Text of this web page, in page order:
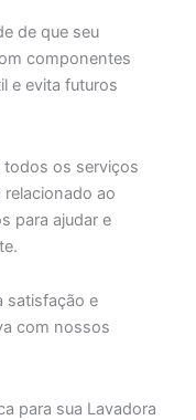
de que seu
componentes
e evita futuros
todos os serviços
relacionado ao
para ajudar e
satisfação e
com nossos
para sua Lavadora